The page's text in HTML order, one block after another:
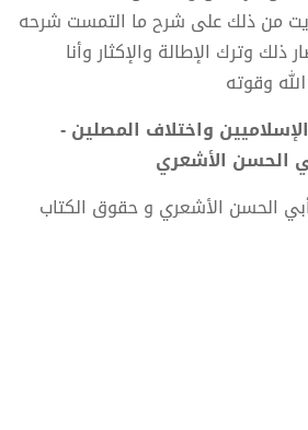
من ذلك على شرح ما التمست شرحه
ذلك وترك الإطالة والإكثار وأنا
وقوته
واختلاف المصلين -
الحسن الأشعري و حقوق الكتاب